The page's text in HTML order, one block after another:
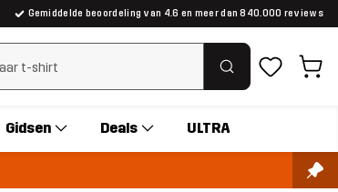
Gemiddelde beoordeling van 4.6 en meer dan 840.000 reviews
Gidsen Deals ULTRA